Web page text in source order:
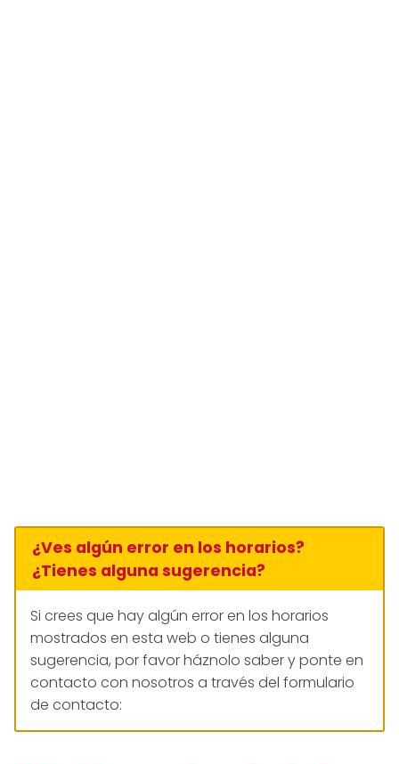
¿Ves algún error en los horarios?
¿Tienes alguna sugerencia?
Si crees que hay algún error en los horarios
mostrados en esta web o tienes alguna
sugerencia, por favor háznolo saber y ponte en
contacto con nosotros a través del formulario
de contacto: